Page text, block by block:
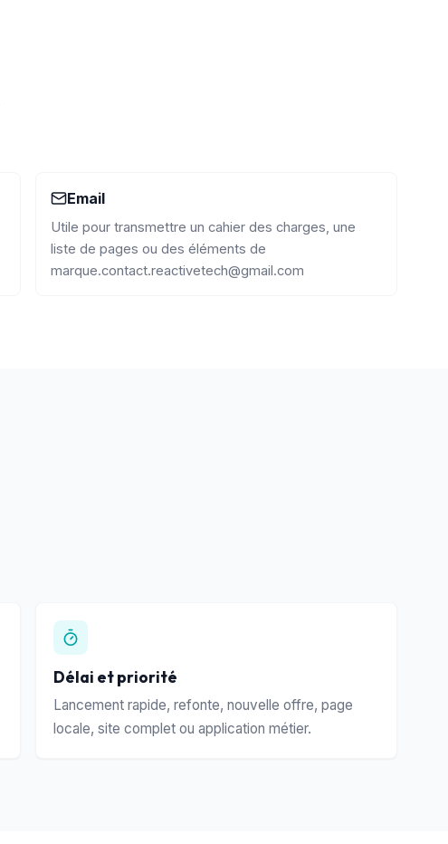
Email
Utile pour transmettre un cahier des charges, une
liste de pages ou des éléments de
marque.contact.reactivetech@gmail.com
Délai et priorité
Lancement rapide, refonte, nouvelle offre, page
locale, site complet ou application métier.